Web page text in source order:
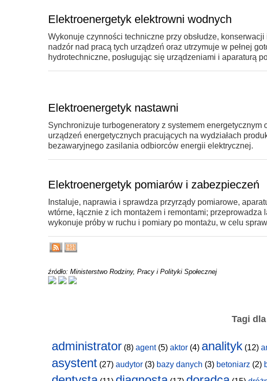
Elektroenergetyk elektrowni wodnych
Wykonuje czynności techniczne przy obsłudze,
nadzór nad pracą tych urządzeń oraz utrzymuje w pełnej
hydrotechniczne, posługując się urządzeniami i aparaturą
Elektroenergetyk nastawni
Synchronizuje turbogeneratory z systemem
urządzeń energetycznych pracujących na wydziałach
bezawaryjnego zasilania odbiorców energii elektrycznej.
Elektroenergetyk pomiarów i zabezpieczeń
Instaluje, naprawia i sprawdza przyrządy pomiarowe,
wtórne, łącznie z ich montażem i remontami;
wykonuje próby w ruchu i pomiary po montażu, w celu
źródło: Ministerstwo Rodziny, Pracy i Polityki Społecznej
Tagi
administrator (8) agent(5) aktor (4) analityk (12)
asystent (27) audytor (3) bazy danych (3) betoniarz (2)